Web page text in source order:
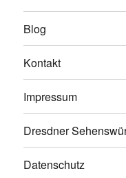
Blog
Kontakt
Impressum
Dresdner
Datenschutz